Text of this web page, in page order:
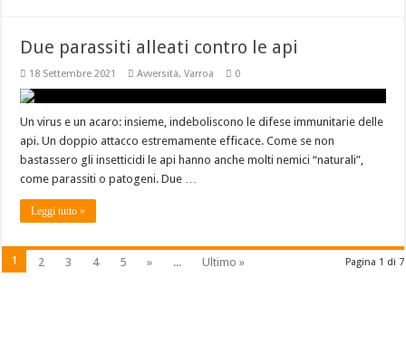
Due parassiti alleati contro le api
18 Settembre 2021 Avversità,Varroa 0
Un virus e un acaro: insieme, indeboliscono le difese immunitarie delle
api. Un doppio attacco estremamente efficace. Come se non
bastassero gli insetticidi le api hanno anche molti nemici “naturali”,
come parassiti o patogeni. Due …
Leggi tutto »
Pagina 1 di 7
1 2 3 4 5 » ... Ultimo »